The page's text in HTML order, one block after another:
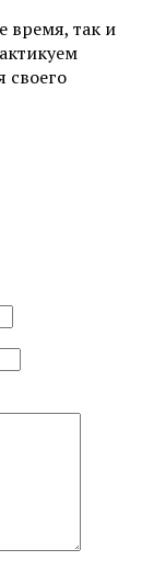
время, так и
своего